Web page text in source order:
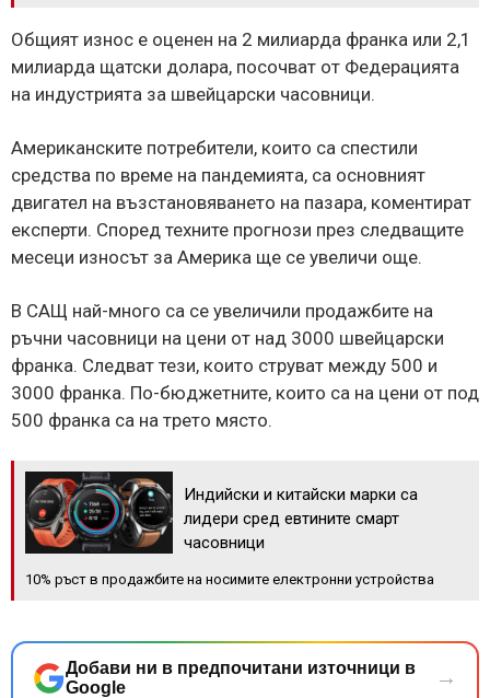
Общият износ е оценен на 2 милиарда франка или 2,1
милиарда щатски долара, посочват от Федерацията
на индустрията за швейцарски часовници.
Американските потребители, които са спестили
средства по време на пандемията, са основният
двигател на възстановяването на пазара, коментират
експерти. Според техните прогнози през следващите
месеци износът за Америка ще се увеличи още.
В САЩ най-много са се увеличили продажбите на
ръчни часовници на цени от над 3000 швейцарски
франка. Следват тези, които струват между 500 и
3000 франка. По-бюджетните, които са на цени от под
500 франка са на трето място.
Индийски и китайски марки са
лидери сред евтините смарт
часовници
10% ръст в продажбите на носимите електронни устройства
Добави ни в предпочитани източници в
Google
→